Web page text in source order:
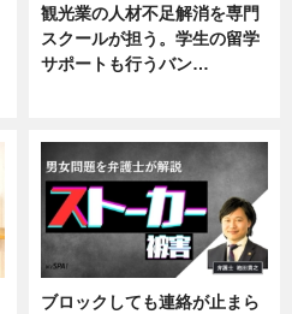
観光業の人材不足解消を専門
スクールが担う。学生の留学
サポートも行うバン…
ブロックしても連絡が止まら